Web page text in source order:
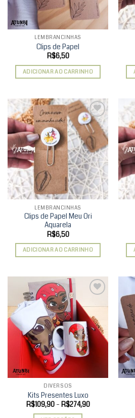
LEMBRANCINHAS
Clips de Papel
R$6,50
ADICIONAR AO CARRINHO
Add to
wishlist
LEMBRANCINHAS
Clips de Papel Meu Ori
Aquarela
R$6,50
ADICIONAR AO CARRINHO
Add to
wishlist
DIVERSOS
Kits Presentes Luxo
R$109,90 – R$274,90Faixa